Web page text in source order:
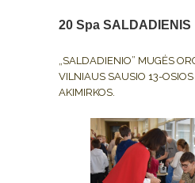
20 Spa SALDADIENIS
„SALDADIENIO” MUGĖS
VILNIAUS SAUSIO 13-
AKIMIRKOS.